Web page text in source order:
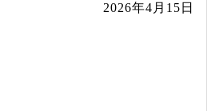
2026年4月15日